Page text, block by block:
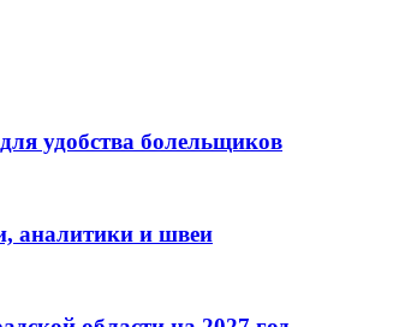
удобства болельщиков
аналитики и швеи